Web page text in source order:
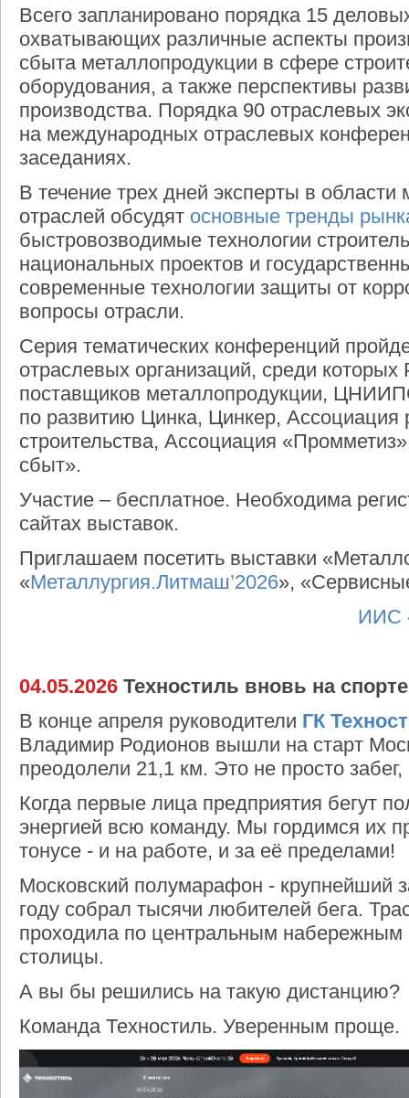
Всего запланировано порядка 15
охватывающих различные аспекты
сбыта металлопродукции в сфере
оборудования, а также перспективы
производства. Порядка 90 отраслевых
на международных отраслевых
заседаниях.
В течение трех дней эксперты в
отраслей обсудят основные тренды
быстровозводимые технологии
национальных проектов и
современные технологии защиты от
вопросы отрасли.
Серия тематических конференций
отраслевых организаций, среди которых
поставщиков металлопродукции,
по развитию Цинка, Цинкер, Ассоциация
строительства, Ассоциация
сбыт».
Участие – бесплатное. Необходима
сайтах выставок.
Приглашаем посетить выставки
«Металлургия.Литмаш’2026»,
ИИС
04.05.2026 Техностиль вновь на
В конце апреля руководители ГК
Владимир Родионов вышли на старт
преодолели 21,1 км. Это не просто
Когда первые лица предприятия бегут
энергией всю команду. Мы гордимся их
тонусе - и на работе, и за её пределами!
Московский полумарафон - крупнейший
году собрал тысячи любителей бега.
проходила по центральным набережным
столицы.
А вы бы решились на такую дистанцию?
Команда Техностиль. Уверенным проще.